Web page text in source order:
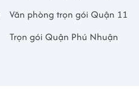
Văn phòng trọn gói Quận 11
Trọn gói Quận Phú Nhuận